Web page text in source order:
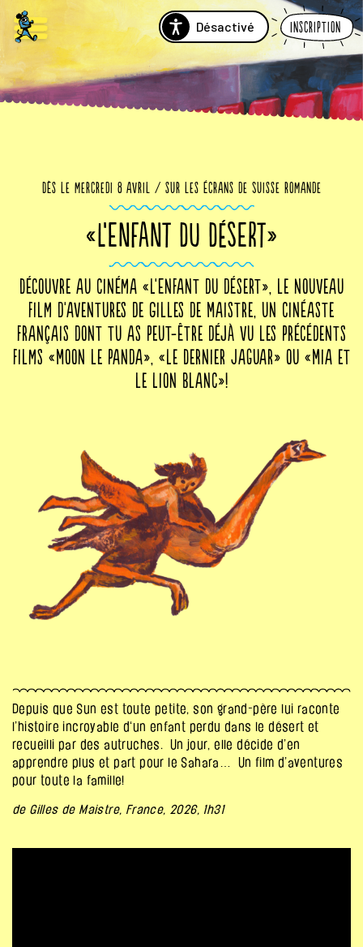
Désactivé Inscription
Dès le mercredi 8 avril / sur les écrans de Suisse romande
«L’ENFANT DU DÉSERT»
Découvre au cinéma «L'Enfant du désert», le nouveau
film d'aventures de Gilles de Maistre, un cinéaste
français dont tu as peut-être déjà vu les précédents
films «Moon le panda», «Le Dernier Jaguar» ou «Mia et
le Lion Blanc»!
Depuis que Sun est toute petite, son grand-père lui raconte
l’histoire incroyable d‘un enfant perdu dans le désert et
recueilli par des autruches. Un jour, elle décide d’en
apprendre plus et part pour le Sahara…
Un film d’aventures
pour toute la famille!
de Gilles de Maistre, France, 2026, 1h31